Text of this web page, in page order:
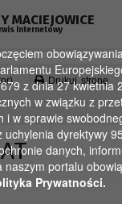
z dnia 27 kwietnia
w związku z
i w sprawie
uchylenia dyrektywy
danych,
naszym portalu
Prywatności.
MACIEJOWICE
Internetowy
Drukuj stronę